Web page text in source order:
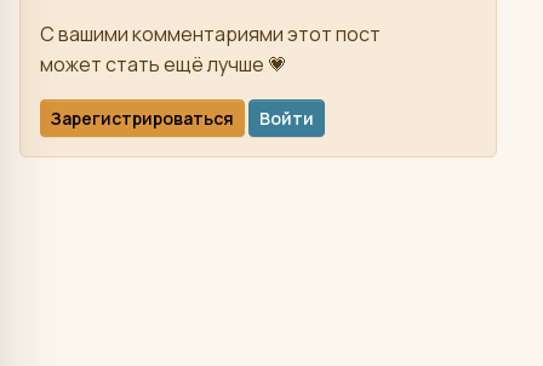
С вашими комментариями этот пост
может стать ещё лучше 💗
Зарегистрироваться Войти